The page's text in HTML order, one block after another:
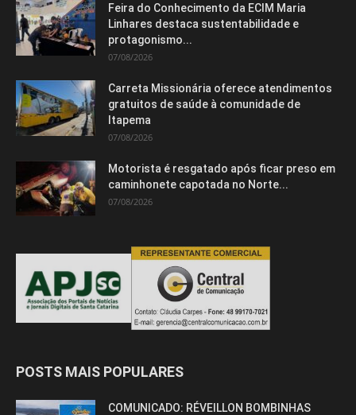
Feira do Conhecimento da ECIM Maria
Linhares destaca sustentabilidade e
protagonismo...
07/08/2026
Carreta Missionária oferece atendimentos
gratuitos de saúde à comunidade de
Itapema
07/08/2026
Motorista é resgatado após ficar preso em
caminhonete capotada no Norte...
07/08/2026
POSTS MAIS POPULARES
COMUNICADO: RÉVEILLON BOMBINHAS